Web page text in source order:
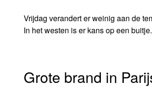
Vrijdag verandert er weinig aan de
In het westen is er kans op een buitje.
Grote brand in